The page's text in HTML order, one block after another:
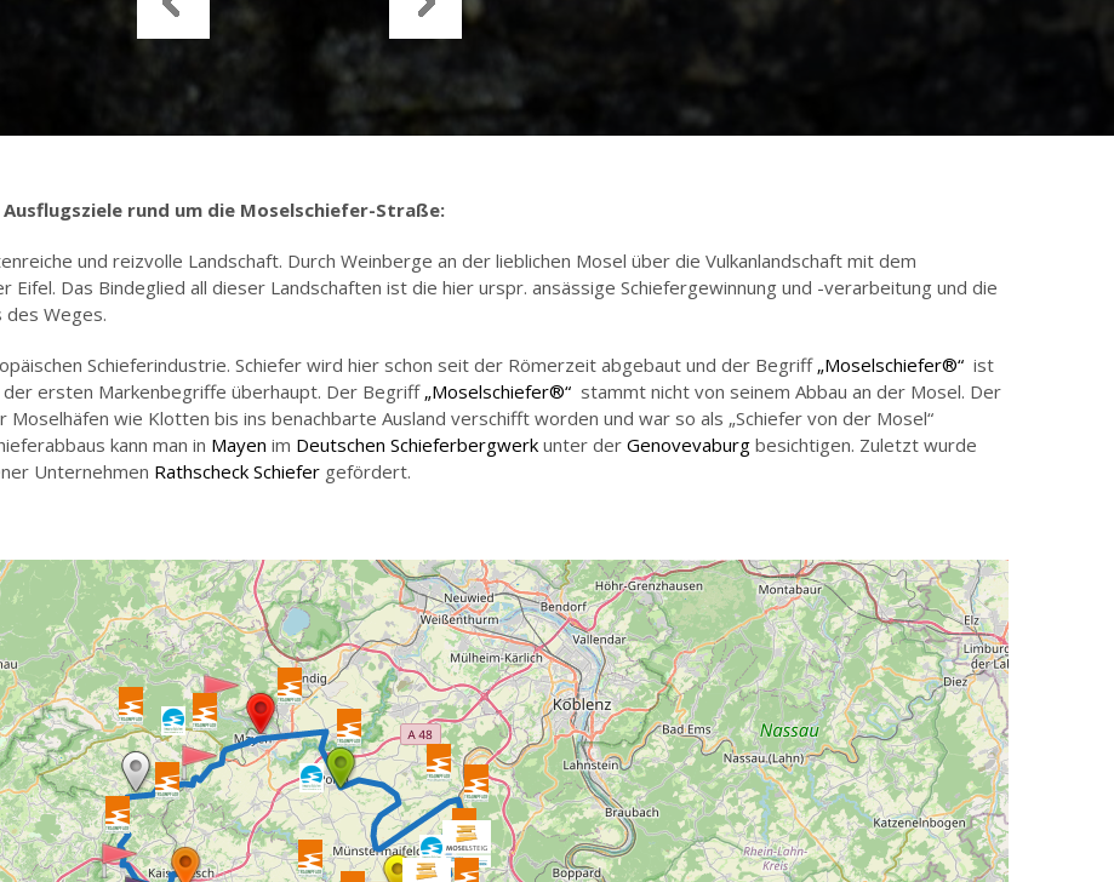
rund um die Moselschiefer-Straße:
und reizvolle Landschaft. Durch Weinberge an der lieblichen Mosel über die Vulkanlandschaft mit dem
Eifel. Das Bindeglied all dieser Landschaften ist die hier urspr. ansässige Schiefergewinnung und -verarbeitung und die
des Weges.
Schieferindustrie. Schiefer wird hier schon seit der Römerzeit abgebaut und der Begriff „Moselschiefer®“ ist
ersten Markenbegriffe überhaupt. Der Begriff „Moselschiefer®“ stammt nicht von seinem Abbau an der Mosel. Der
wie Klotten bis ins benachbarte Ausland verschifft worden und war so als „Schiefer von der Mosel“
kann man in Mayen im Deutschen Schieferbergwerk unter der Genovevaburg besichtigen. Zuletzt wurde
Unternehmen Rathscheck Schiefer gefördert.